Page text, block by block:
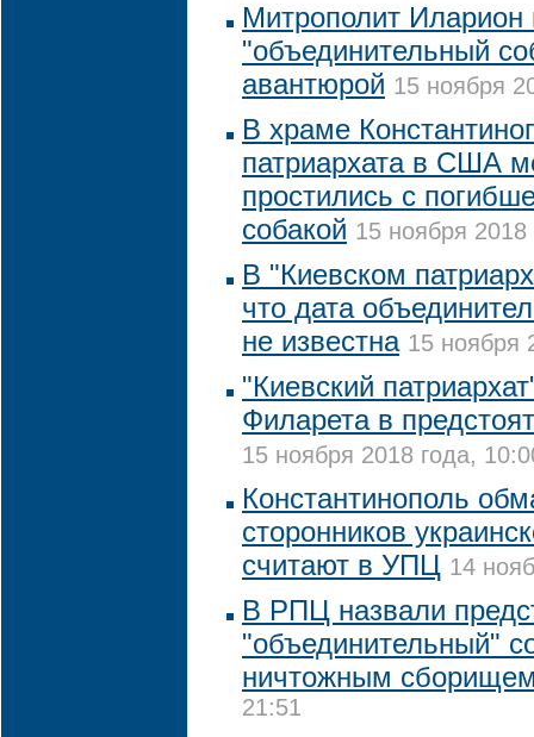
Митрополит Иларион
"объединительный
авантюрой 15 ноября
В храме
патриархата в США
простились с
собакой 15 ноября 2018
В "Киевском
что дата
не известна 15 ноября
"Киевский
Филарета в
15 ноября 2018 года,
Константинополь
сторонников
считают в УПЦ 14
В РПЦ назвали
"объединительный"
ничтожным
21:51